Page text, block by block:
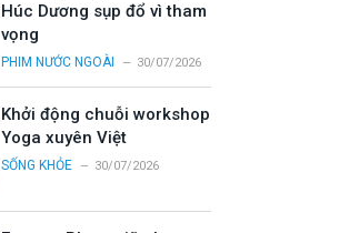
Húc Dương sụp đổ vì tham
vọng
PHIM NƯỚC NGOÀI 30/07/2026
Khởi động chuỗi workshop
Yoga xuyên Việt
SỐNG KHỎE 30/07/2026